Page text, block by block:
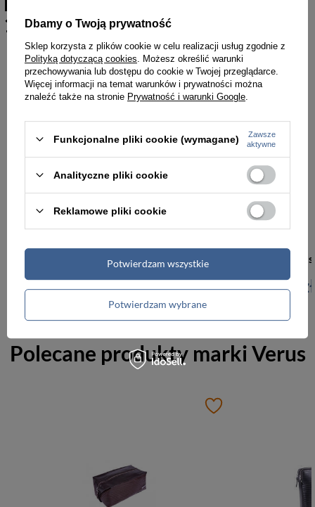
168 RED
119,99 zł 119,99 zł
Polecane produkty markiVerus
Dbamy o Twoją prywatność
Sklep korzysta z plików cookie w celu realizacji usług zgodnie z
Polityką dotyczącą cookies . Możesz określić warunki
przechowywania lub dostępu do cookie w Twojej przeglądarce.
Więcej informacji na temat warunków i prywatności można
znaleźć także na stronie Prywatność i warunki Google
Funkcjonalne pliki cookie (wymagane)
Zawsze
aktywne
Analityczne pliki cookie
Reklamowe pliki cookie
Potwierdzam wybrane
Potwierdzam wszystkie